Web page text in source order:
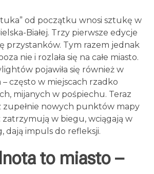
od początku wnosi sztukę w
Białej. Trzy pierwsze edycje
przystanków. Tym razem jednak
nie i rozlała się na całe miasto.
pojawiła się również w
często w miejscach rzadko
mijanych w pośpiechu. Teraz
zupełnie nowych punktów mapy
zatrzymują w biegu, wciągają w
dają impuls do refleksji.
to miasto –